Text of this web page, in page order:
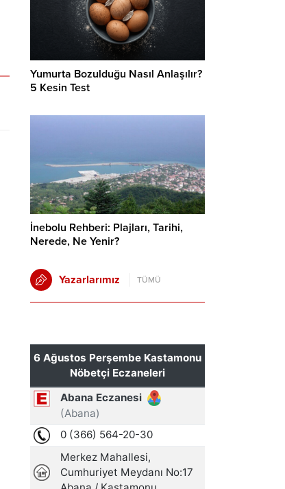
Yumurta Bozulduğu Nasıl Anlaşılır?
5 Kesin Test
İnebolu Rehberi: Plajları, Tarihi,
Nerede, Ne Yenir?
Yazarlarımız TÜMÜ